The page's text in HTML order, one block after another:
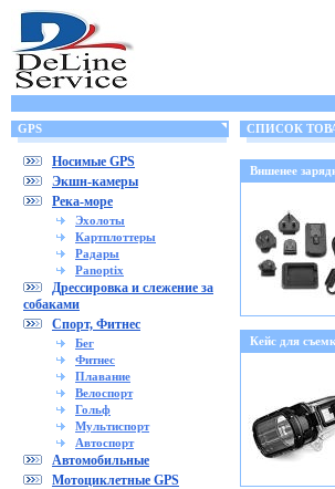
GPS
Носимые GPS
Экшн-камеры
Река-море
Эхолоты
Картплоттеры
Радары
Panoptix
Дрессировка и слежение за
собаками
Спорт, Фитнес
Бег
Фитнес
Плавание
Велоспорт
Гольф
Мультиспорт
Автоспорт
Автомобильные
Мотоциклетные GPS
СПИСОК
Вншенее
Кейс для